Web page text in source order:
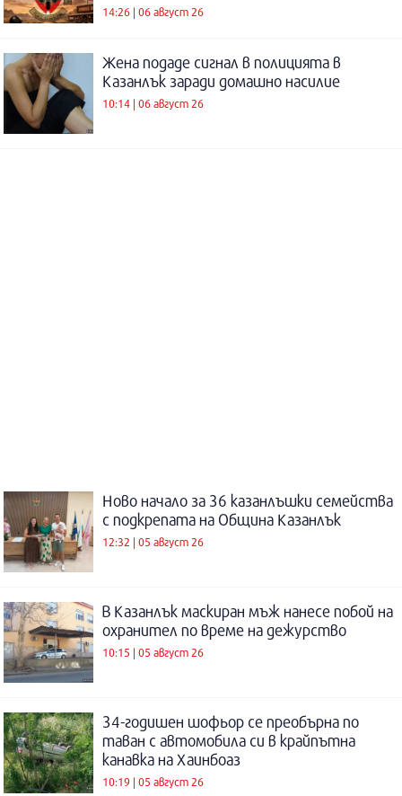
14:26 | 06 август 26
Жена подаде сигнал в полицията в
Казанлък заради домашно насилие
10:14 | 06 август 26
Ново начало за 36 казанлъшки семейства
с подкрепата на Община Казанлък
12:32 | 05 август 26
В Казанлък маскиран мъж нанесе побой на
охранител по време на дежурство
10:15 | 05 август 26
34-годишен шофьор се преобърна по
таван с автомобила си в крайпътна
канавка на Хаинбоаз
10:19 | 05 август 26